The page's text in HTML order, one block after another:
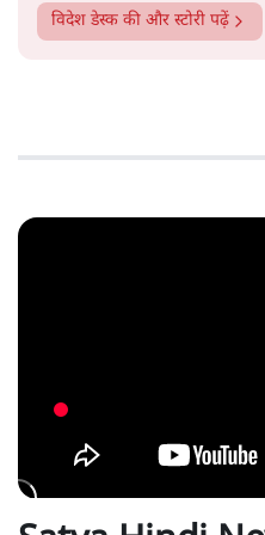
विदेश डेस्क की और स्टोरी पढ़ें